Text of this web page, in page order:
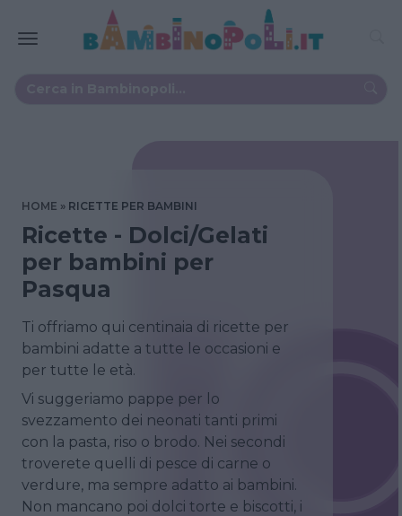
HOME RICETTE PER BAMBINI
Ricette - Dolci/Gelati
per bambini per
Pasqua
Ti offriamo qui centinaia di ricette per
bambini adatte a tutte le occasioni e
per tutte le età.
Vi suggeriamo pappe per lo
svezzamento dei neonati tanti primi
con la pasta, riso o brodo. Nei secondi
troverete quelli di pesce di carne o
verdure, ma sempre adatto ai bambini.
Non mancano poi dolci torte e biscotti, i